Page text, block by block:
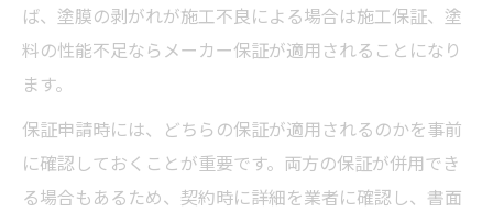
ば、塗膜の剥がれが施工不良による場合は施工保証、塗
料の性能不足ならメーカー保証が適用されることになり
ます。
保証申請時には、どちらの保証が適用されるのかを事前
に確認しておくことが重要です。両方の保証が併用でき
る場合もあるため、契約時に詳細を業者に確認し、書面